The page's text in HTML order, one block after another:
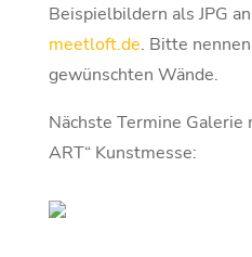
Beispielbildern als JPG an
meetloft.de. Bitte
gewünschten Wände.
Nächste Termine Galerie
ART“ Kunstmesse: